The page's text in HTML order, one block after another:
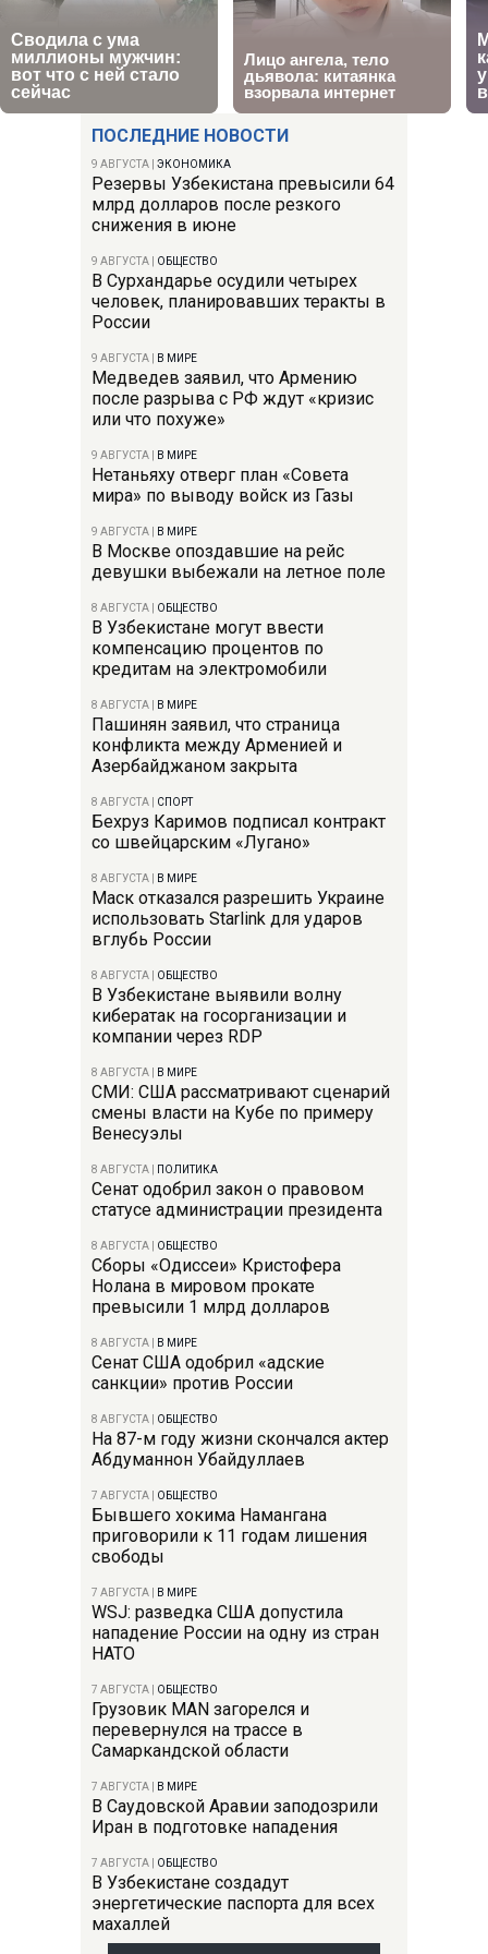
ПОСЛЕДНИЕ НОВОСТИ
9 АВГУСТА ЭКОНОМИКА
Резервы Узбекистана превысили 64
млрд долларов после резкого
снижения в июне
9 АВГУСТА ОБЩЕСТВО
В Сурхандарье осудили четырех
человек, планировавших теракты в
России
9 АВГУСТА В МИРЕ
Медведев заявил, что Армению
после разрыва с РФ ждут «кризис
или что похуже»
9 АВГУСТА В МИРЕ
Нетаньяху отверг план «Совета
мира» по выводу войск из Газы
9 АВГУСТА В МИРЕ
В Москве опоздавшие на рейс
девушки выбежали на летное поле
8 АВГУСТА ОБЩЕСТВО
В Узбекистане могут ввести
компенсацию процентов по
кредитам на электромобили
8 АВГУСТА В МИРЕ
Пашинян заявил, что страница
конфликта между Арменией и
Азербайджаном закрыта
8 АВГУСТА СПОРТ
Бехруз Каримов подписал контракт
со швейцарским «Лугано»
8 АВГУСТА В МИРЕ
Маск отказался разрешить Украине
использовать Starlink для ударов
вглубь России
8 АВГУСТА ОБЩЕСТВО
В Узбекистане выявили волну
кибератак на госорганизации и
компании через RDP
8 АВГУСТА В МИРЕ
СМИ: США рассматривают сценарий
смены власти на Кубе по примеру
Венесуэлы
8 АВГУСТА ПОЛИТИКА
Сенат одобрил закон о правовом
статусе администрации президента
8 АВГУСТА ОБЩЕСТВО
Сборы «Одиссеи» Кристофера
Нолана в мировом прокате
превысили 1 млрд долларов
8 АВГУСТА В МИРЕ
Сенат США одобрил «адские
санкции» против России
8 АВГУСТА ОБЩЕСТВО
На 87-м году жизни скончался актер
Абдуманнон Убайдуллаев
7 АВГУСТА ОБЩЕСТВО
Бывшего хокима Намангана
приговорили к 11 годам лишения
свободы
7 АВГУСТА В МИРЕ
WSJ: разведка США допустила
нападение России на одну из стран
НАТО
7 АВГУСТА ОБЩЕСТВО
Грузовик MAN загорелся и
перевернулся на трассе в
Самаркандской области
7 АВГУСТА В МИРЕ
В Саудовской Аравии заподозрили
Иран в подготовке нападения
7 АВГУСТА ОБЩЕСТВО
В Узбекистане создадут
энергетические паспорта для всех
махаллей